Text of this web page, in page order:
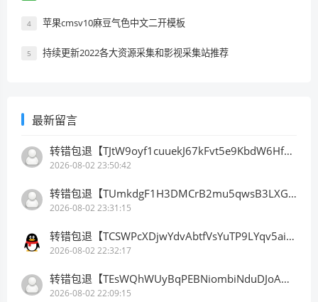
4 苹果cmsv10麻豆气色中文二开模板
5 持续更新2022各大资源采集和影视采集站推荐
最新留言
转错包退【TJtW9oyf1cuuekJ67kFvt5e9KbdW6HfDB3】客服TeleGram:【@TrxEm】
2026-08-02 23:50:42
转错包退【TUmkdgF1H3DMCrB2mu5qwsB3LXGbkLBhn9】客服TeleGram:【@TrxEm】
2026-08-02 23:31:15
转错包退【TCSWPcXDjwYdvAbtfVsYuTP9LYqv5ainhr】客服TeleGram:【@TrxEm】
2026-08-02 22:32:17
转错包退【TEsWQhWUyBqPEBNiombiNduDJoAHLyyqAx】客服TeleGram:【@TrxEm】
2026-08-02 22:09:15